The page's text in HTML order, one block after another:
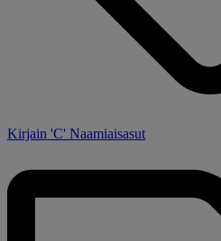
Kirjain 'C' Naamiaisasut